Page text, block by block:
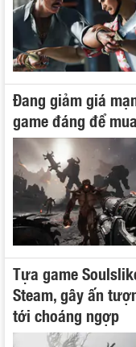
Đang giảm giá
game đáng để
Tựa game
Steam, gây ấn
tới choáng ngợp